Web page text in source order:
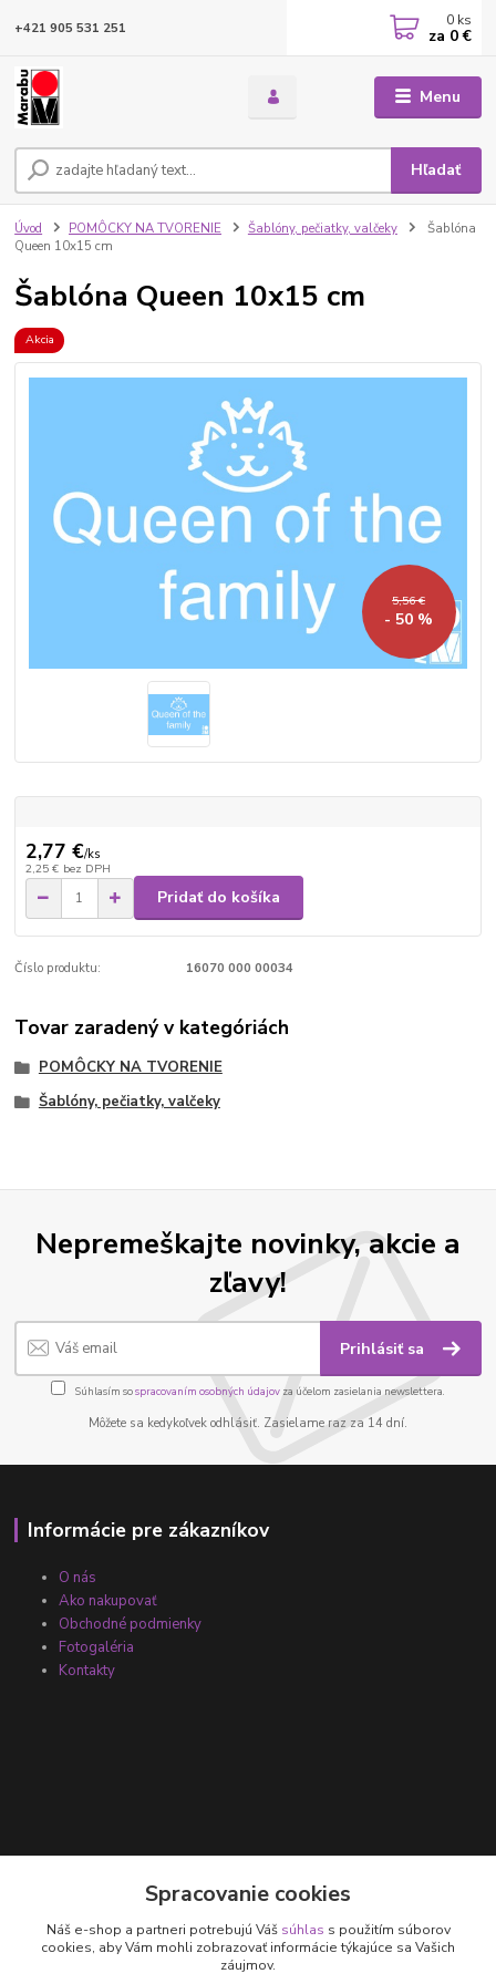
Menu
Hľadať
+421 905 531 251 0 ks
za 0 €
Úvod POMÔCKY NA TVORENIE Šablóny, pečiatky, valčeky
Šablóna
Queen 10x15 cm
Šablóna Queen 10x15 cm
Akcia
5,56 €
- 50 %
2,77 €/ks
2,25 € bez DPH
Pridať do košíka
Číslo produktu: 16070 000 00034
Tovar zaradený v kategóriách
POMÔCKY NA TVORENIE
Šablóny, pečiatky, valčeky
Nepremeškajte novinky, akcie a
zľavy!
Prihlásiť sa
Súhlasím sospracovaním osobných údajov za účelom zasielania newslettera.
Môžete sa kedykoľvek odhlásiť. Zasielame raz za 14 dní.
Informácie pre zákazníkov
O nás
Ako nakupovať
Obchodné podmienky
Fotogaléria
Kontakty
+421 905 531 251
Spracovanie cookies
Náš e-shop a partneri potrebujú Váš súhlas s použitím súborov
cookies, aby Vám mohli zobrazovať informácie týkajúce sa Vašich
záujmov.